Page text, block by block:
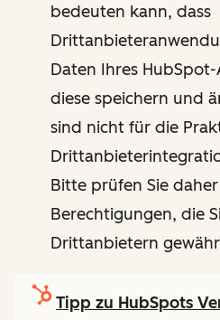
bedeuten kann, dass
Daten Ihres
diese speichern und
sind nicht für die
Bitte prüfen Sie
Berechtigungen, die
Drittanbietern
Tipp zu HubSpots